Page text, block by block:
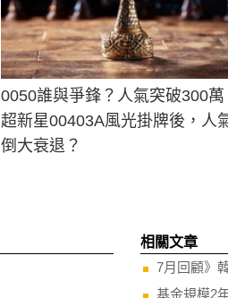
0050誰與爭鋒？人氣突破300萬
超新星00403A風光掛牌後，人
倒大衰退？
相關文章
7月回顧》
基金規模2